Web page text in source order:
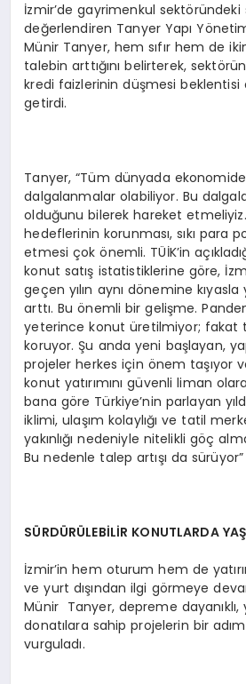
İzmir’de gayrimenkul
değerlendiren Tanyer Yapı
Münir Tanyer, hem sıfır hem de
talebin arttığını belirterek,
kredi faizlerinin düşmesi beklentisi
getirdi.
Tanyer, “Tüm dünyada
dalgalanmalar olabiliyor. Bu
olduğunu bilerek hareket
hedeflerinin korunması, sıkı para
etmesi çok önemli. TÜİK’in
konut satış istatistiklerine göre,
geçen yılın aynı dönemine
arttı. Bu önemli bir gelişme.
yeterince konut üretilmiyor; fakat
koruyor. Şu anda yeni başlayan,
projeler herkes için önem taşıyor
konut yatırımını güvenli liman
bana göre Türkiye’nin parlayan
iklimi, ulaşım kolaylığı ve tatil
yakınlığı nedeniyle nitelikli göç
Bu nedenle talep artışı da
SÜRDÜRÜLEBİLİR KONUTLARDA
İzmir’in hem oturum hem de
ve yurt dışından ilgi görmeye
Münir Tanyer, depreme dayanıklı,
donatılara sahip projelerin bir adım
vurguladı.